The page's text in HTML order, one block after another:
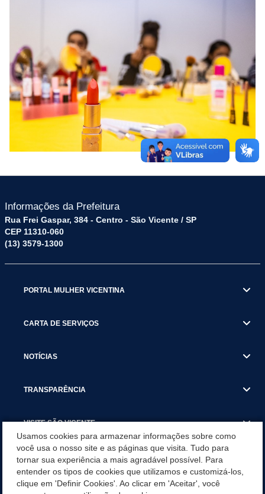
Informações da Prefeitura
Rua Frei Gaspar, 384 - Centro - São Vicente / SP
CEP 11310-060
(13) 3579-1300
PORTAL MULHER VICENTINA
CARTA DE SERVIÇOS
NOTÍCIAS
TRANSPARÊNCIA
VISITE SÃO VICENTE
SÃO VICENTE REFORÇA REDE DE PROTEÇÃO ÀS MULHERES
DURANTE O AGOSTO LILÁS COM AÇÕES DE
Usamos cookies para armazenar informações sobre como
você usa o nosso site e as páginas que visita. Tudo para
tornar sua experiência a mais agradável possível. Para
entender os tipos de cookies que utilizamos e customizá-los,
clique em 'Definir Cookies'. Ao clicar em 'Aceitar', você